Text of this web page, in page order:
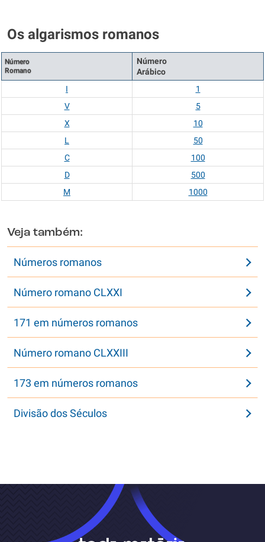
Os algarismos romanos
Número
Romano
Número
Arábico
I
1
V
5
X
10
L
50
C
100
D
500
M
1000
Veja também:
Números romanos
Número romano CLXXI
171 em números romanos
Número romano CLXXIII
173 em números romanos
Divisão dos Séculos